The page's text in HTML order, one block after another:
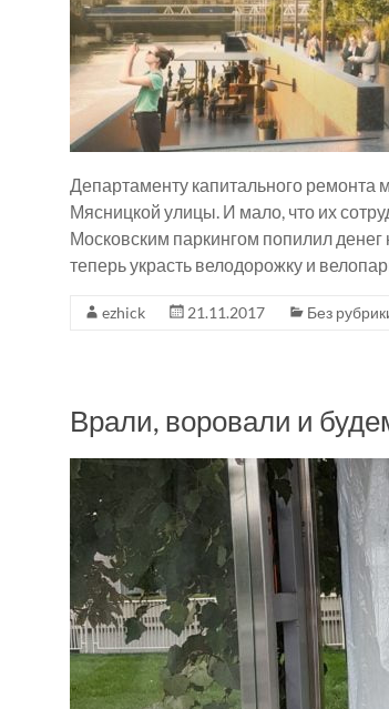
Департаменту капитального ремонта
Мясницкой улицы. И мало, что их
Московским паркингом попилил
теперь украсть велодорожку и
ezhick 21.11.2017 Без
Врали, воровали и